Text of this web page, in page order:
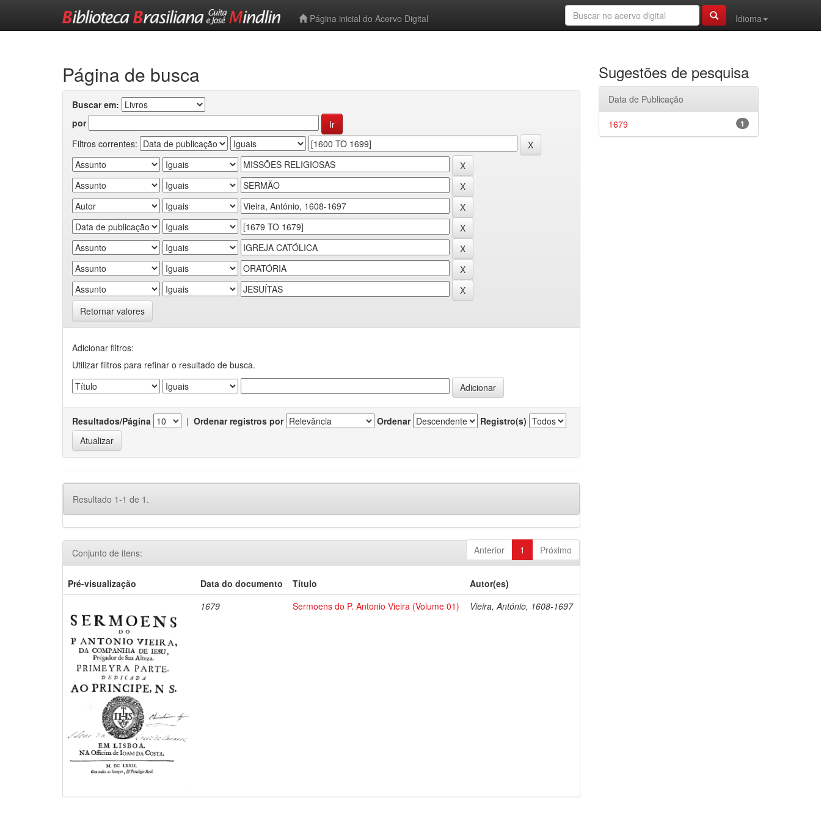
Página inicial do Acervo Digital
Idioma
Página de busca
Buscar em:
por
Filtros correntes:
Retornar valores
Adicionar filtros:
Utilizar filtros para refinar o resultado de busca.
Resultados/Página | Ordenar registros por Ordenar Registro(s)
Resultado 1-1 de 1.
Anterior 1 Próximo
Conjunto de itens:
Pré-visualização Data do documento Título
Autor(es)
1679
Sermoens do P. Antonio Vieira (Volume 01) Vieira, António, 1608-1697
Sugestões de pesquisa
Data de Publicação
1
1679